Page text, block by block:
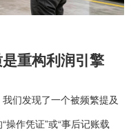
重构利润引擎
们发现了一个被频繁提及
作凭证”或“事后记账载